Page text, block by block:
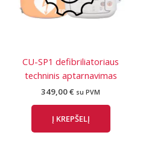
CU-SP1 defibriliatoriaus
techninis aptarnavimas
349,00€ su PVM
Į KREPŠELĮ